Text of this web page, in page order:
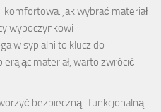
komfortowa: jak wybrać materiał
wypoczynkowi
w sypialni to klucz do
materiał, warto zwrócić
bezpieczną i funkcjonalną